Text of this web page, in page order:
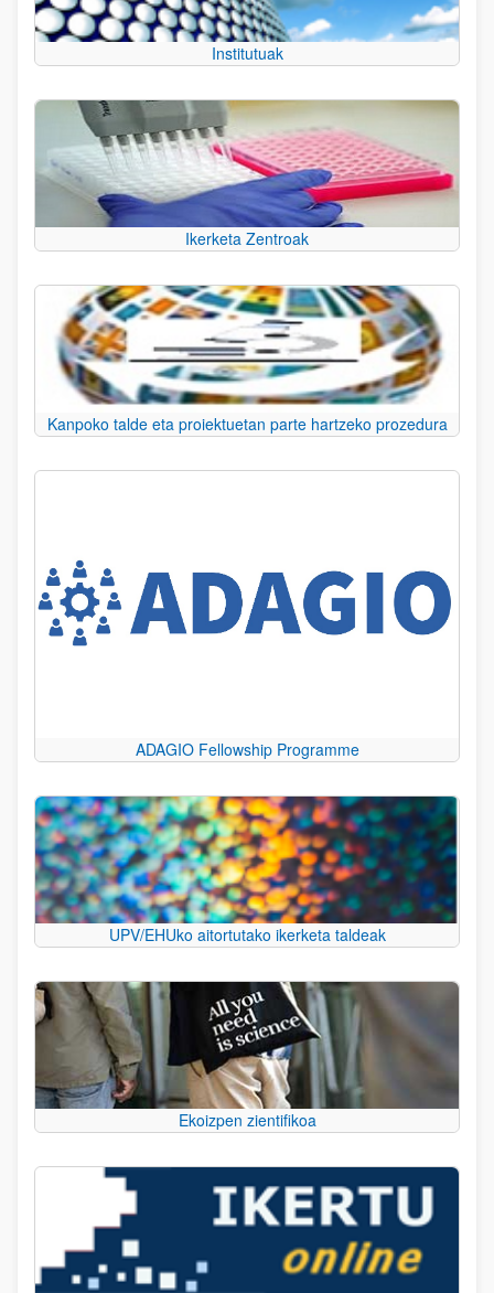
Institutuak
Ikerketa Zentroak
Kanpoko talde eta proiektuetan parte hartzeko prozedura
ADAGIO Fellowship Programme
UPV/EHUko aitortutako ikerketa taldeak
Ekoizpen zientifikoa